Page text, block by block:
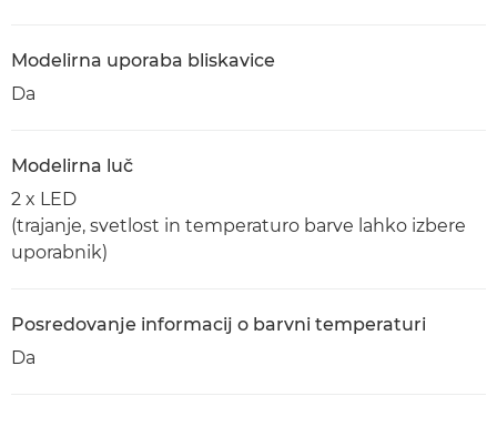
Modelirna uporaba bliskavice
Da
Modelirna luč
2 x LED
(trajanje, svetlost in temperaturo barve lahko izbere
uporabnik)
Posredovanje informacij o barvni temperaturi
Da